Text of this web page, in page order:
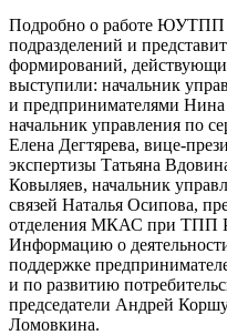
Подробно о работе ЮУТПП
подразделений и
формирований,
выступили: начальник
и предпринимателями Нина
начальник управления по
Елена Дегтярева, вице-
экспертизы Татьяна
Ковыляев, начальник
связей Наталья Осипова,
отделения МКАС при ТПП
Информацию о
поддержке
и по развитию
председатели Андрей
Ломовкина.